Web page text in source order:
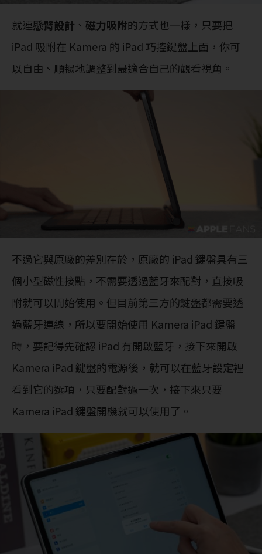
就連懸臂設計 、 磁力吸附的方式也一樣，只要把
iPad 吸附在 Kamera 的 iPad 巧控鍵盤上面，你可
以自由、順暢地調整到最適合自己的觀看視角。
不過它與原廠的差別在於，原廠的 iPad 鍵盤具有三
個小型磁性接點，不需要透過藍牙來配對，直接吸
附就可以開始使用。但目前第三方的鍵盤都需要透
過藍牙連線，所以要開始使用 Kamera iPad 鍵盤
時，要記得先確認 iPad 有開啟藍牙，接下來開啟
Kamera iPad 鍵盤的電源後，就可以在藍牙設定裡
看到它的選項，只要配對過一次，接下來只要
Kamera iPad 鍵盤開機就可以使用了。